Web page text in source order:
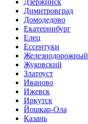
Димитровград
Домодедово
Екатеринбург
Елец
Ессентуки
Железнодорожный
Жуковский
Златоуст
Иваново
Ижевск
Иркутск
Йошкар-Ола
Казань